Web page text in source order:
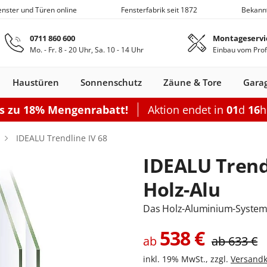
Zum Hauptinhalt springen
und Türen online Fensterfabrik seit 1872
0711 860 600
Mo. - Fr. 8 - 20 Uhr, Sa. 10 - 14 Uhr Einbau vom
Holz-Alu
Fenster
Dachfenster
Dachfenster
Konfigurieren
Holz
Balkontüren
Aluminium
Zubehör
Montageset
Faltschiebe­türen Hebeschiebe­türen
Optionen
Terrassen-
Haustüren
Holz
Nebeneingangstüren
Nebeneingangstür
Nebeneingangstür
Holz
Nebeneingangstür
Sonnenschutz
Markisen
Konfigurieren
Pergola
Konfigurieren
Zäune & Tore
Zäune
Gartenzaun
Konfigurieren
Rolltor konfigurieren
Optionen
Garagentor mit Tür
Sektionaltor Lamellen
Sektionaltor
Carports mit Abstellraum
Optionen
Doppelcarport
Doppelcarport mit Abstellraum
Carport Dacheindeckung
zu 18% Mengenrabatt! Aktion endet in 01d 16h
IDEALU Trendline IV 68
IDEALU
Holz-Alu
Das Holz-Aluminium-
ab 538€ ab633€
inkl. 19% MwSt., zzgl.